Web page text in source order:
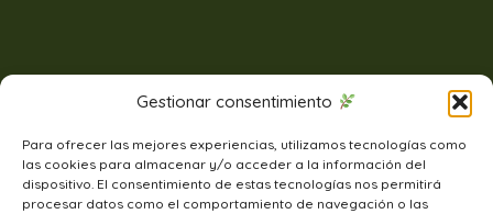
Gestionar consentimiento
Para ofrecer las mejores experiencias, utilizamos tecnologías como
las cookies para almacenar y/o acceder a la información del
dispositivo. El consentimiento de estas tecnologías nos permitirá
procesar datos como el comportamiento de navegación o las